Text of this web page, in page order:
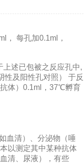
， 每孔加0.1ml，
述已包被之反应孔中,
及阳性孔对照） 于反
体）0.1ml，37℃孵育
血清）、分泌物（唾
以测定其中某种抗体
清、尿液），有些